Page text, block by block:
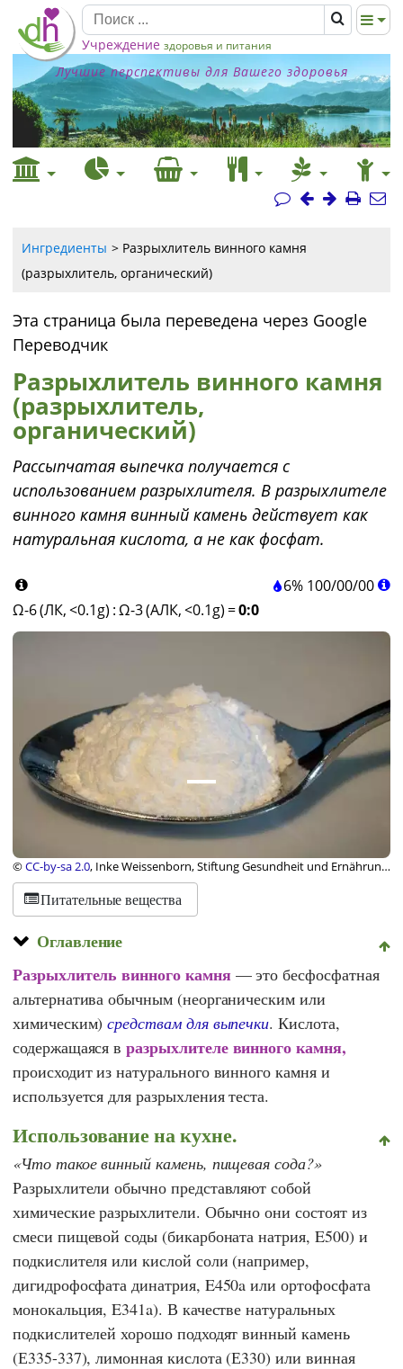
Учреждение здоровья и питания
Лучшие перспективы для Вашего здоровья
Ингредиенты
Разрыхлитель винного камня
(разрыхлитель, органический)
Эта страница была переведена через Google
Переводчик
Разрыхлитель винного камня
(разрыхлитель,
органический)
Рассыпчатая выпечка получается с
использованием разрыхлителя. В разрыхлителе
винного камня винный камень действует как
натуральная кислота, а не как фосфат.
6% 100/00/00
Ω-6 (ЛК, <0.1g) :Ω-3 (АЛК, <0.1g) =0:0
©CC-by-sa 2.0, Inke Weissenborn, Stiftung Gesundheit und Ernährung
Schweiz
Питательные вещества
Оглавление
Разрыхлитель винного камня— это бесфосфатная
альтернатива обычным (неорганическим или
химическим)средствам для выпечки. Кислота,
содержащаяся вразрыхлителе винного камня,
происходит из натурального винного камня и
используется для разрыхления теста.
Использование на кухне.
Что такое винный камень, пищевая сода?
Разрыхлители обычно представляют собой
химические разрыхлители. Обычно они состоят из
смеси пищевой соды (бикарбоната натрия, E500) и
подкислителя или кислой соли (например,
дигидрофосфата динатрия, E450a или ортофосфата
монокальция, E341a). В качестве натуральных
подкислителей хорошо подходят винный камень
(Е335-337), лимонная кислота (Е330) или винная